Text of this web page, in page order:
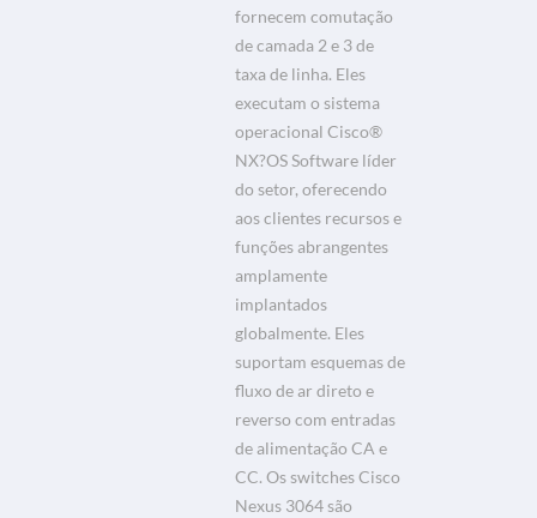
fornecem comutação
de camada 2 e 3 de
taxa de linha. Eles
executam o sistema
operacional Cisco®
NX?OS Software líder
do setor, oferecendo
aos clientes recursos e
funções abrangentes
amplamente
implantados
globalmente. Eles
suportam esquemas de
fluxo de ar direto e
reverso com entradas
de alimentação CA e
CC. Os switches Cisco
Nexus 3064 são